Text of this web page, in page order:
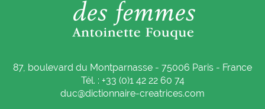
87, boulevard du Montparnasse - 75006 Paris - France
Tél. : +33 (0)1 42 22 60 74
duc@dictionnaire-creatrices.com